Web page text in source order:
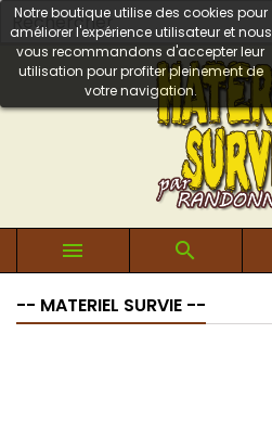
Notre boutique utilise des cookies pour
améliorer l'expérience utilisateur et nous
vous recommandons d'accepter leur
utilisation pour profiter pleinement de
votre navigation.
 
-- MATERIEL SURVIE --